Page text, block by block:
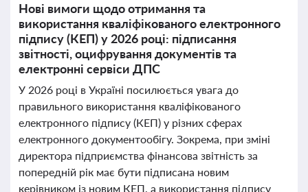
Нові вимоги щодо отримання та
використання кваліфікованого електронного
підпису (КЕП) у 2026 році: підписання
звітності, оцифрування документів та
електронні сервіси ДПС
У 2026 році в Україні посилюється увага до
правильного використання кваліфікованого
електронного підпису (КЕП) у різних сферах
електронного документообігу. Зокрема, при зміні
директора підприємства фінансова звітність за
попередній рік має бути підписана новим
керівником із новим КЕП, а використання підпису